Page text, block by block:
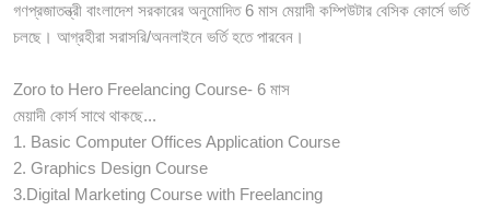
গণপ্রজাতন্ত্রী বাংলাদেশ সরকারের অনুমোদিত 6 মাস মেয়াদী কম্পিউটার বেসিক কোর্সে ভর্তি
চলছে। আগ্রহীরা সরাসরি/অনলাইনে ভর্তি হতে পারবেন।
Zoro to Hero Freelancing Course- 6 মাস
মেয়াদী কোর্স সাথে থাকছে...
1. Basic Computer Offices Application Course
2. Graphics Design Course
3.Digital Marketing Course with Freelancing